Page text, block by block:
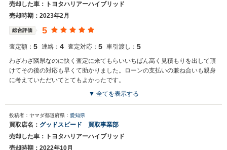
売却した車：トヨタハリアーハイブリッド
売却時期：2023年2月
総合評価 5
査定額： 5 連絡： 4 査定対応： 5 車引渡し： 5
わざわざ隣県なのに快く査定に来てもらいいちばん高く見積もりを出して頂
けてその後の対応も早くて助かりました。ローンの支払いの兼ね合いも親身
に考えていただいてとてもよかったです。
買取店からの返信
お世話になっております。 株式会社ネクステージでございます。 この
度はネクステージをご利用いただきまして誠にありがとうございまし
た。 弊社スタッフの接客をお褒め頂き光栄です。 今後もご満足いただ
けるよう精進してまいります。 スタッフ一同、またのご利用お待ちし
▼ 全てを表示する
投稿者：ヤマダ都道府県： 愛知県
買取店名： グッドスピード 買取事業部
売却した車：トヨタハリアーハイブリッド
売却時期：2022年10月